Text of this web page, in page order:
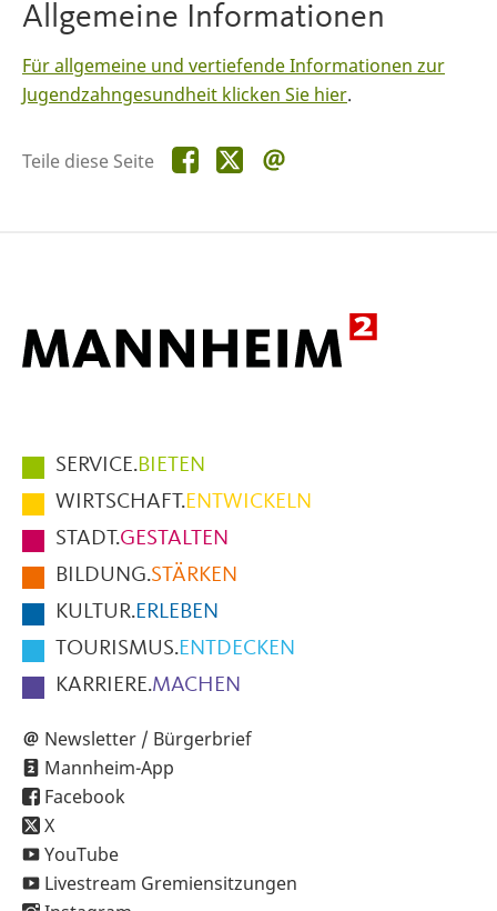
Allgemeine Informationen
Für allgemeine und vertiefende Informationen zur
Jugendzahngesundheit klicken Sie hier.
Teile diese Seite Teile
diese
Teile
diese
Hauptmenüpunkte
im
Fußbereich
der
Seite
SERVICE.BIETEN
WIRTSCHAFT.ENTWICKELN
STADT.GESTALTEN
BILDUNG.STÄRKEN
KULTUR.ERLEBEN
TOURISMUS.ENTDECKEN
KARRIERE.MACHEN
Newsletter / Bürgerbrief
Mannheim-App
Facebook
X
YouTube
Livestream Gremiensitzungen